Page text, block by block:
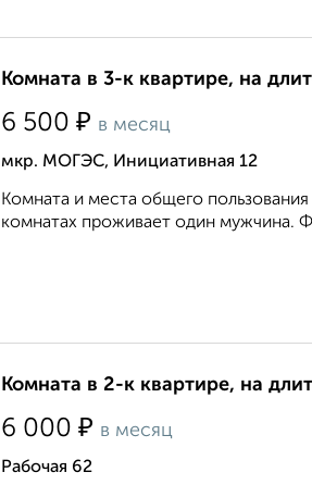
Комната в 3-к квартире, на
6 500 ₽ в месяц
мкр. МОГЭС, Инициативная 12
Комната и места общего
комнатах проживает один мужчина.
Комната в 2-к квартире, на
6 000 ₽ в месяц
Рабочая 62